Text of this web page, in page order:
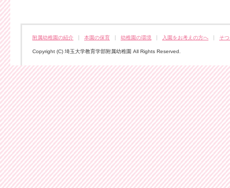
附属幼稚園の紹介 本園の保育 幼稚園の環境 入園をお考えの方へ そ
Copyright (C) 埼玉大学教育学部附属幼稚園 All Rights Reserved.